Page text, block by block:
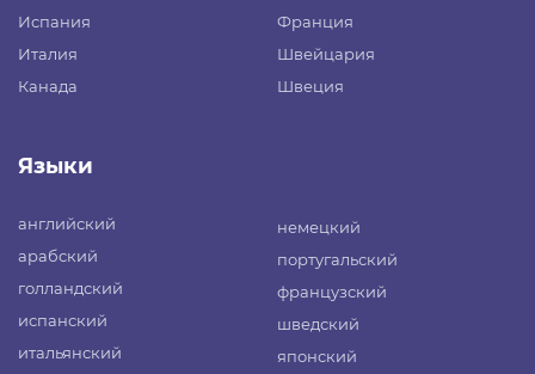
Испания
Италия
Канада
Франция
Швейцария
Швеция
Языки
английский
арабский
голландский
испанский
итальянский
немецкий
португальский
французский
шведский
японский